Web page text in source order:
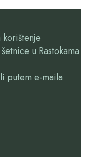
u Rastokama
putem e-maila